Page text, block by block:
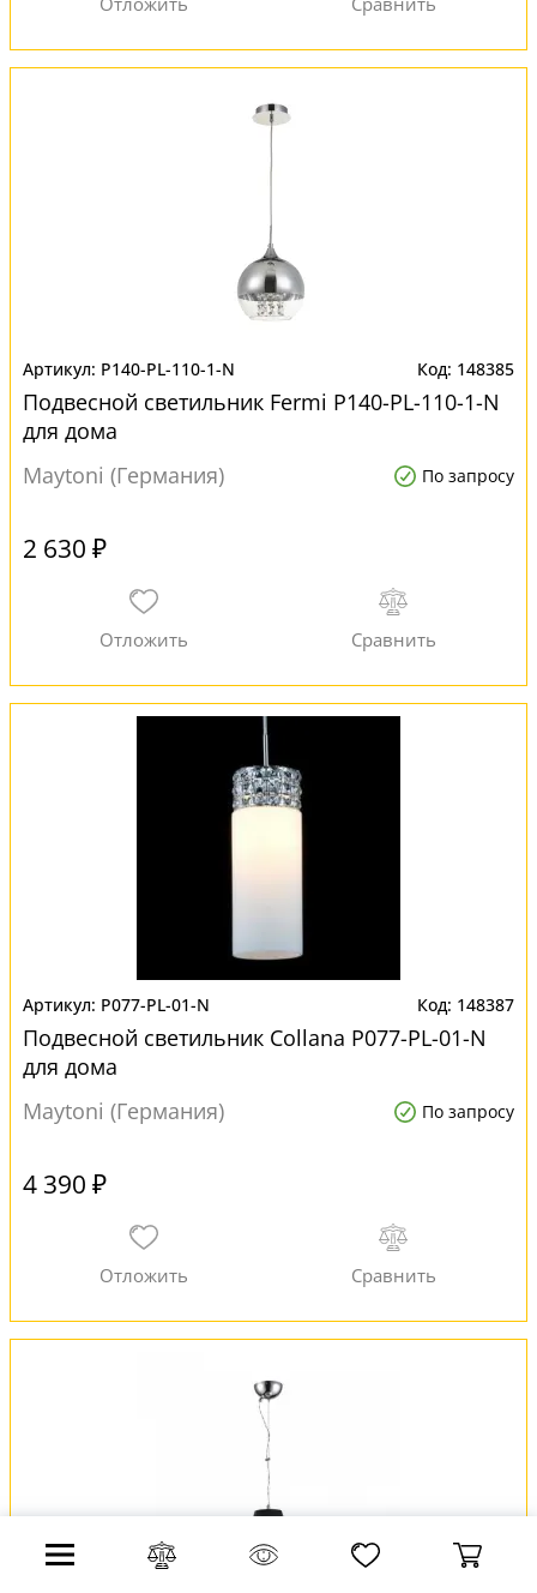
P140-PL-110-1-N 148385
Подвесной светильник Fermi P140-PL-110-1-N
для дома
Maytoni (Германия)
По запросу
2 630 ₽
P077-PL-01-N 148387
Подвесной светильник Collana P077-PL-01-N
для дома
Maytoni (Германия)
По запросу
4 390 ₽